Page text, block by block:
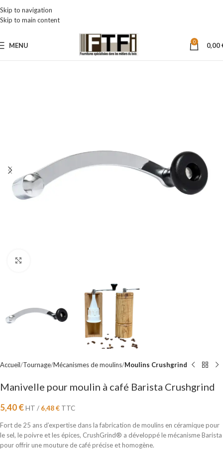
Skip to navigation
Skip to main content
MENU 0 0,00
Accueil Tournage Mécanismes de moulins Moulins Crushgrind
Manivelle pour moulin à café Barista Crushgrind
5,40€HT / 6,48€ TTC
Fort de 25 ans d’expertise dans la fabrication de moulins en céramique pour
le sel, le poivre et les épices, CrushGrind® a développé le mécanisme Barista
pour offrir une mouture de café précise et homogène.